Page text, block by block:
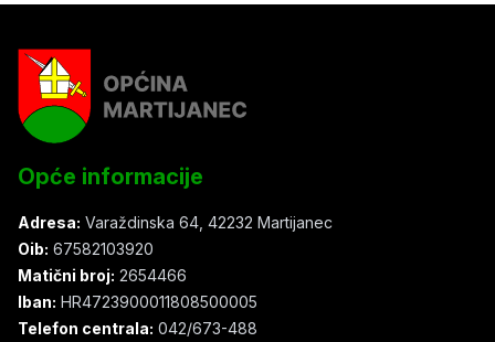
Opće informacije
Adresa: Varaždinska 64, 42232 Martijanec
Oib: 67582103920
Matični broj: 2654466
Iban: HR4723900011808500005
Telefon centrala: 042/673-488